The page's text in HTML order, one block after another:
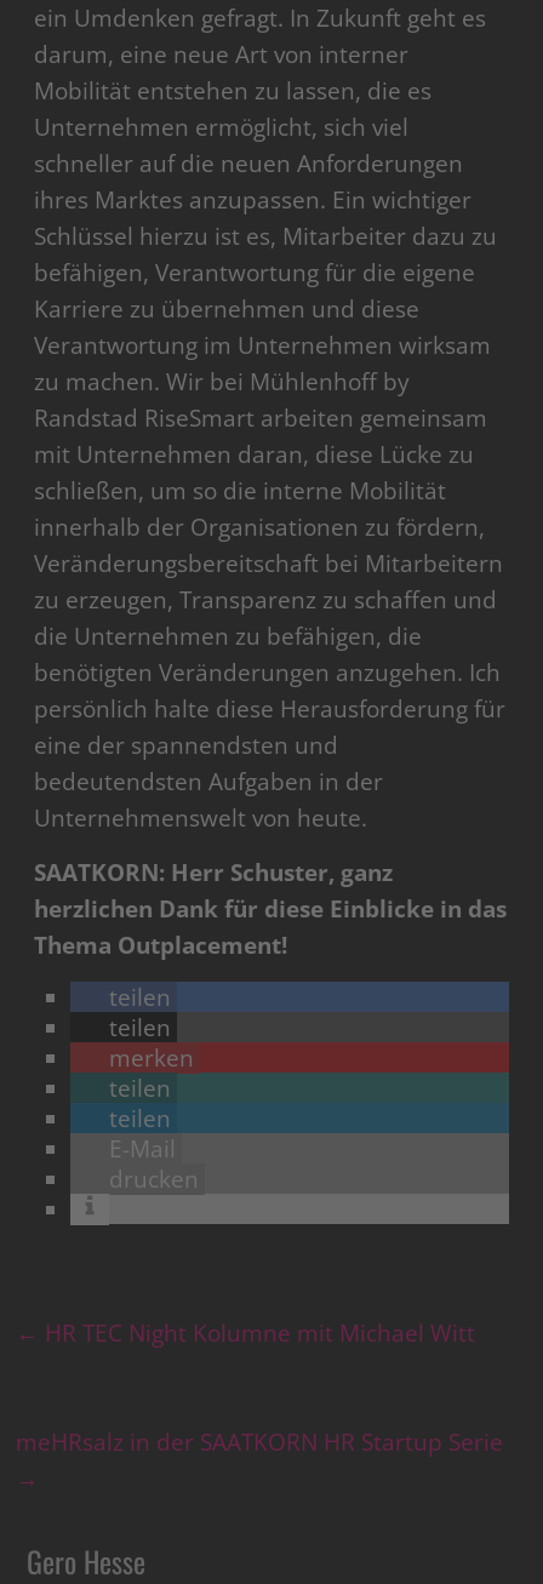
ein Umdenken gefragt. In Zukunft geht es
darum, eine neue Art von interner
Mobilität entstehen zu lassen, die es
Unternehmen ermöglicht, sich viel
schneller auf die neuen Anforderungen
ihres Marktes anzupassen. Ein wichtiger
Schlüssel hierzu ist es, Mitarbeiter dazu zu
befähigen, Verantwortung für die eigene
Karriere zu übernehmen und diese
Verantwortung im Unternehmen wirksam
zu machen. Wir bei Mühlenhoff by
Randstad RiseSmart arbeiten gemeinsam
mit Unternehmen daran, diese Lücke zu
schließen, um so die interne Mobilität
innerhalb der Organisationen zu fördern,
Veränderungsbereitschaft bei Mitarbeitern
zu erzeugen, Transparenz zu schaffen und
die Unternehmen zu befähigen, die
benötigten Veränderungen anzugehen. Ich
persönlich halte diese Herausforderung für
eine der spannendsten und
bedeutendsten Aufgaben in der
Unternehmenswelt von heute.
SAATKORN: Herr Schuster, ganz
herzlichen Dank für diese Einblicke in das
Thema Outplacement!
teilen
teilen
merken
teilen
teilen
E-Mail
drucken
← HR TEC Night Kolumne mit Michael Witt
meHRsalz in der SAATKORN HR Startup Serie
→
Gero Hesse